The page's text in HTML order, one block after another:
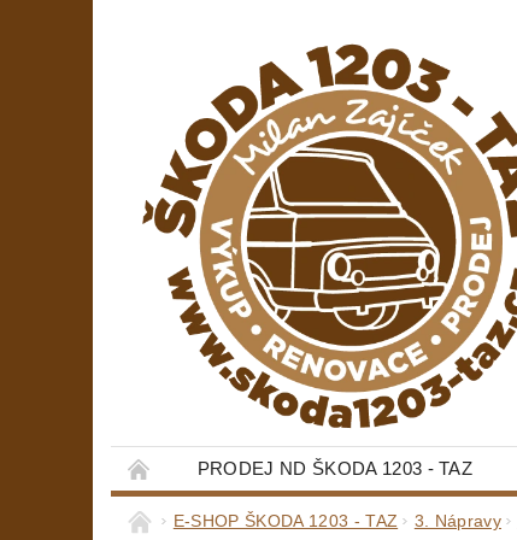
PRODEJ ND ŠKODA 1203 - TAZ
E-SHOP ŠKODA 1203 - TAZ 3. Nápravy